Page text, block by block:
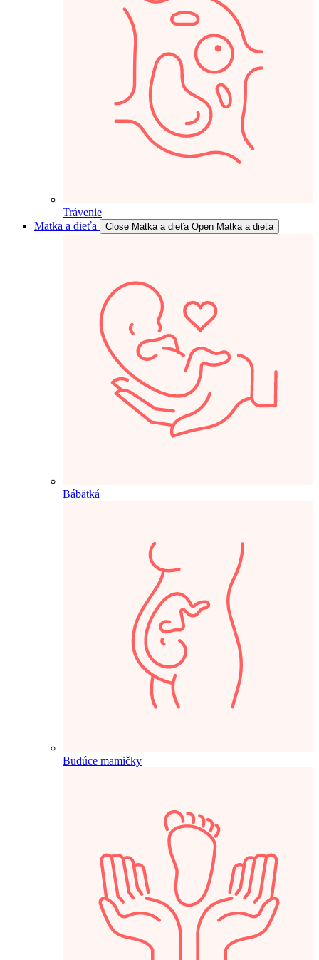
Trávenie
Matka a dieťa
Close Matka a dieťa Open Matka a dieťa
Bábätká
Budúce mamičky